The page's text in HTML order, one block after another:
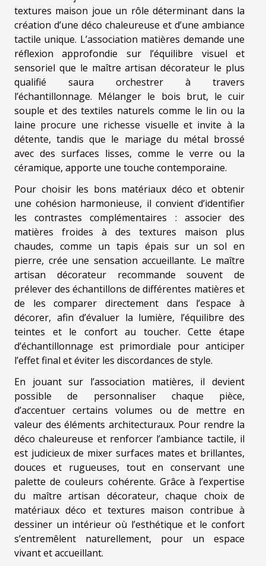
textures maison joue un rôle déterminant dans la
création d’une déco chaleureuse et d’une ambiance
tactile unique. L’association matières demande une
réflexion approfondie sur l’équilibre visuel et
sensoriel que le maître artisan décorateur le plus
qualifié saura orchestrer à travers
l’échantillonnage. Mélanger le bois brut, le cuir
souple et des textiles naturels comme le lin ou la
laine procure une richesse visuelle et invite à la
détente, tandis que le mariage du métal brossé
avec des surfaces lisses, comme le verre ou la
céramique, apporte une touche contemporaine.
Pour choisir les bons matériaux déco et obtenir
une cohésion harmonieuse, il convient d’identifier
les contrastes complémentaires : associer des
matières froides à des textures maison plus
chaudes, comme un tapis épais sur un sol en
pierre, crée une sensation accueillante. Le maître
artisan décorateur recommande souvent de
prélever des échantillons de différentes matières et
de les comparer directement dans l’espace à
décorer, afin d’évaluer la lumière, l’équilibre des
teintes et le confort au toucher. Cette étape
d’échantillonnage est primordiale pour anticiper
l’effet final et éviter les discordances de style.
En jouant sur l’association matières, il devient
possible de personnaliser chaque pièce,
d’accentuer certains volumes ou de mettre en
valeur des éléments architecturaux. Pour rendre la
déco chaleureuse et renforcer l’ambiance tactile, il
est judicieux de mixer surfaces mates et brillantes,
douces et rugueuses, tout en conservant une
palette de couleurs cohérente. Grâce à l’expertise
du maître artisan décorateur, chaque choix de
matériaux déco et textures maison contribue à
dessiner un intérieur où l’esthétique et le confort
s’entremêlent naturellement, pour un espace
vivant et accueillant.